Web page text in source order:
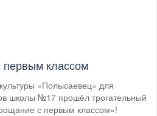
классом
«Полысаевец» для
школы №17 прошёл трогательный
с первым классом»!